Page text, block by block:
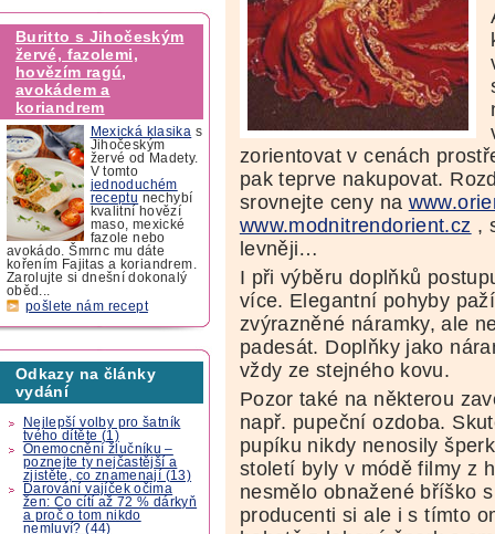
Buritto s Jihočeským
žervé, fazolemi,
hovězím ragú,
avokádem a
koriandrem
Mexická klasika s
Jihočeským
žervé od Madety.
V tomto
jednoduchém
receptu nechybí
kvalitní hovězí
maso, mexické
fazole nebo
avokádo. Šmrnc mu dáte
kořením Fajitas a koriandrem.
Zarolujte si dnešní dokonalý
oběd...
pošlete nám recept
Odkazy na články
vydání
Nejlepší volby pro šatník
tvého dítěte (1)
Onemocnění žlučníku –
poznejte ty nejčastější a
zjistěte, co znamenají (13)
Darování vajíček očima
žen: Co cítí až 72 % dárkyň
a proč o tom nikdo
nemluví? (44)
zorientovat v cenách
pak teprve nakupovat.
srovnejte ceny na
www.modnitrendorient.cz ,
levněji…
I při výběru doplňků
více. Elegantní pohyby
zvýrazněné náramky, ale
padesát. Doplňky jako
vždy ze stejného kovu.
Pozor také na některou
např. pupeční ozdoba.
pupíku nikdy nenosily
století byly v módě filmy z
nesmělo obnažené bříško
producenti si ale i s tímto